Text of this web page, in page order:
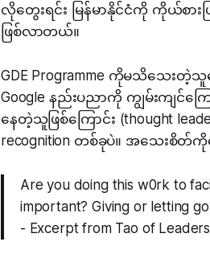
လိုတွေးရင်း မြန်မာနိုင်ငံကို ကိုယ်စာ
ဖြစ်လာတယ်။
GDE Programme ကိုမသိသေ
Google နည်းပညာကို ကျွမ်းကျင်က
နေတဲ့သူဖြစ်ကြောင်း (thought
recognition တစ်ခုပဲ။ အသေးစိတ်
Are you doing this w0rk to
important? Giving or letting
- Excerpt from Tao of